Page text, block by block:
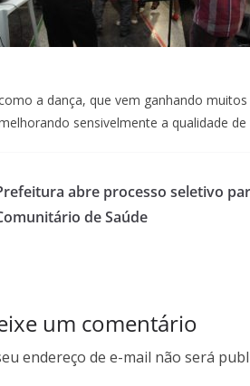
a dança, que vem ganhando
sensivelmente a qualidade
abre processo seletivo
de Saúde
um comentário
endereço de e-mail não será